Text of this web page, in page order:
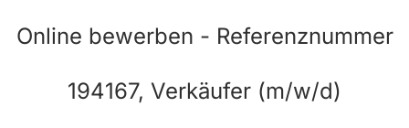
Online bewerben - Referenznummer
194167, Verkäufer (m/w/d)